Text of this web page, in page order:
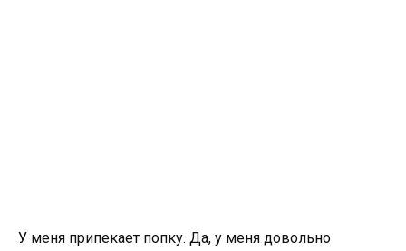
У меня припекает попку. Да, у меня довольно